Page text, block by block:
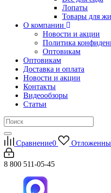
Лопаты
Товары для
О компании
Новости и акции
Политика
Оптовикам
Оптовикам
Доставка и оплата
Новости и акции
Контакты
Видеообзоры
Статьи
Сравнение0
8 800 511-05-45